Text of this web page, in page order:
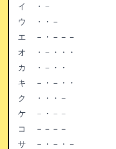
イ
・－
ウ
・・－
エ
－・－－－
オ
・－・・・
カ
・－・・
キ
－・－・・
ク
・・・－
ケ
－・－－
コ
－－－－
サ
－・－・－